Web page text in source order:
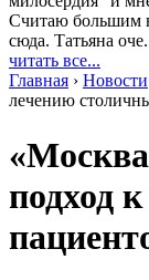
Считаю большим
сюда. Татьяна
читать все...
Главная › Новости
лечению
подход